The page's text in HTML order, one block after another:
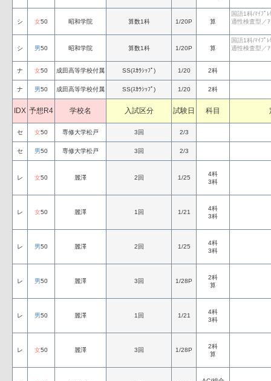
シ 女50 昭和学院 算数1科 1/20P 算
国語1科/ﾏｲﾌﾟ
適性検査型／ｱ
シ 男50 昭和学院 算数1科 1/20P 算
国語1科/ﾏｲﾌﾟ
適性検査型／ｱ
ナ 女50 成田高等学校付属 SS(ｽｶﾗｼｯﾌﾟ) 1/20 2科
ナ 男50 成田高等学校付属 SS(ｽｶﾗｼｯﾌﾟ) 1/20 2科
IDX 予想R4 学校名 入試区分 試験日 科目
セ 女50 専修大学松戸 3回 2/3
セ 男50 専修大学松戸 3回 2/3
レ 女50 麗澤 2回 1/25
4科
3科
レ 女50 麗澤 1回 1/21
4科
3科
レ 男50 麗澤 2回 1/25
4科
3科
レ 男50 麗澤 3回 1/28P
2科
算
レ 男50 麗澤 1回 1/21
4科
3科
レ 女50 麗澤 3回 1/28P
2科
算